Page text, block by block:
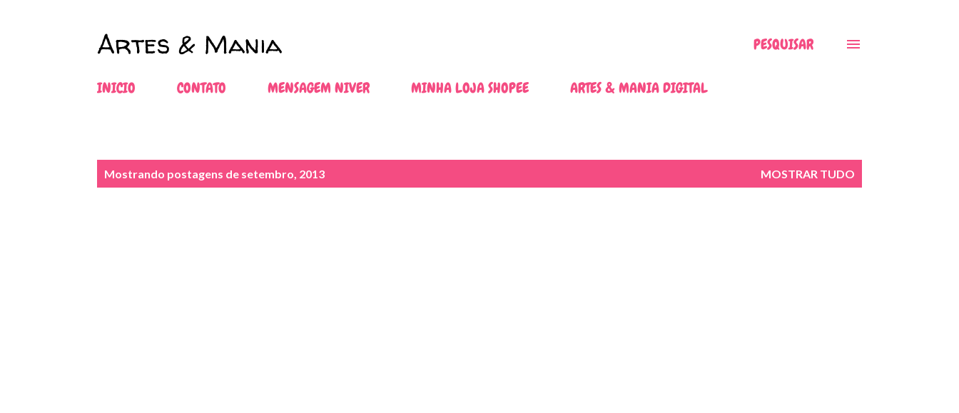
Artes & Mania PESQUISAR
INICIO CONTATO MENSAGEM NIVER MINHA LOJA SHOPEE ARTES & MANIA DIGITAL
Mostrando postagens de setembro, 2013 MOSTRAR TUDO